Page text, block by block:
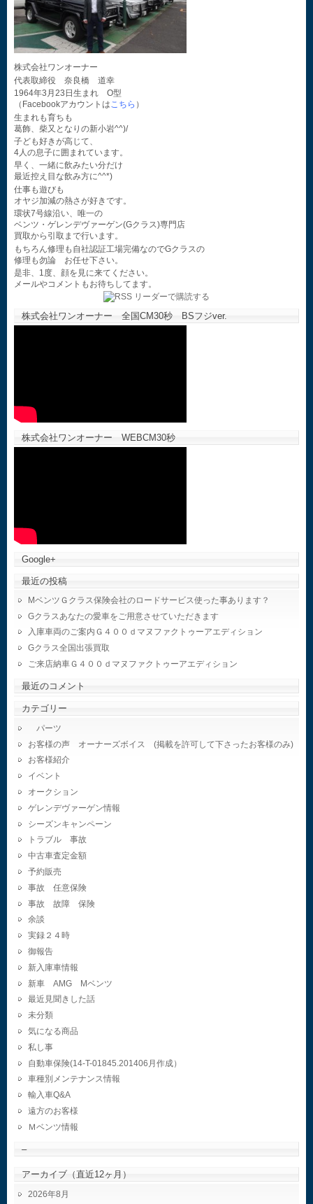
株式会社ワンオーナー
代表取締役 奈良橋 道幸
1964年3月23日生まれ O型
（Facebookアカウントはこちら ）
生まれも育ちも
葛飾、柴又となりの新小岩^^)/
子ども好きが高じて、
4人の息子に囲まれています。
早く、一緒に飲みたい分だけ
最近控え目な飲み方に^^*)
仕事も遊びも
オヤジ加減の熱さが好きです。
環状7号線沿い、唯一の
ベンツ・ゲレンデヴァーゲン(Gクラス)専門店
買取から引取まで行います。
もちろん修理も自社認証工場完備なのでGクラスの
修理も勿論 お任せ下さい。
是非、1度、顔を見に来てください。
メールやコメントもお待ちしてます。
株式会社ワンオーナー 全国CM30秒 BSフジver.
株式会社ワンオーナー WEBCM30秒
Google+
最近の投稿
MベンツＧクラス保険会社のロードサービス使った事あります？
Gクラスあなたの愛車をご用意させていただきます
入庫車両のご案内Ｇ４００ｄマヌファクトゥーアエディション
Gクラス全国出張買取
ご来店納車Ｇ４００ｄマヌファクトゥーアエディション
最近のコメント
カテゴリー
パーツ
お客様の声 オーナーズボイス (掲載を許可して下さったお客様のみ)
お客様紹介
イベント
オークション
ゲレンデヴァーゲン情報
シーズンキャンペーン
トラブル 事故
中古車査定金額
予約販売
事故 任意保険
事故 故障 保険
余談
実録２４時
御報告
新入庫車情報
新車 AMG Mベンツ
最近見聞きした話
未分類
気になる商品
私し事
自動車保険(14-T-01845.201406月作成）
車種別メンテナンス情報
輸入車Q&A
遠方のお客様
Ｍベンツ情報
–
アーカイブ（直近12ヶ月）
2026年8月